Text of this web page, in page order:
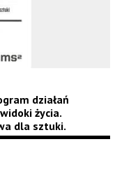
działań
życia.
dla sztuki.